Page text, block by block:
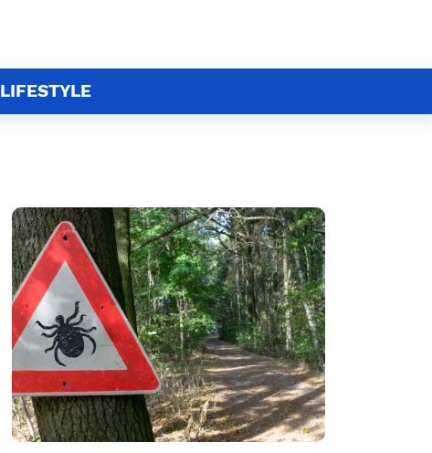
LIFESTYLE